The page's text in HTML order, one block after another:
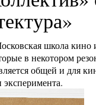
школа
в некотором
общей и для